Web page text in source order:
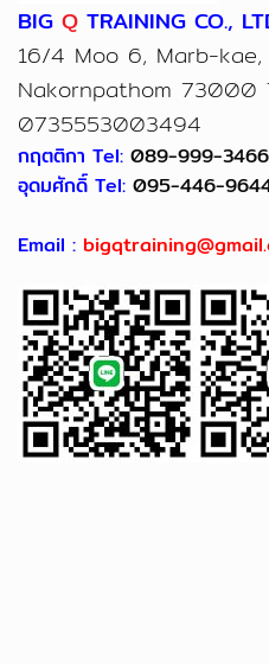
BIG Q TRAINING CO.,
16/4 Moo 6, Marb-
Nakornpathom 73000
0735553003494
กฤตติกา Tel: 089-999-3466
อุดมศักดิ์ Tel: 095-446-
Email :